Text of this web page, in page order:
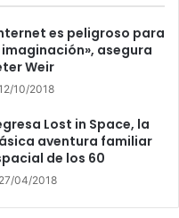
es peligroso para
imaginación», asegura
Weir
10/2018
Lost in Space, la
aventura familiar
de los 60
27/04/2018